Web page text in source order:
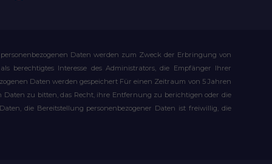
Daten werden zum Zweck der Erbringung von
berechtigtes Interesse des Administrators, die Empfänger Ihrer
Daten werden gespeichert Für einen Zeitraum von 5 Jahren
Daten zu bitten, das Recht, ihre Entfernung zu berichtigen oder die
die Bereitstellung personenbezogener Daten ist freiwillig, die